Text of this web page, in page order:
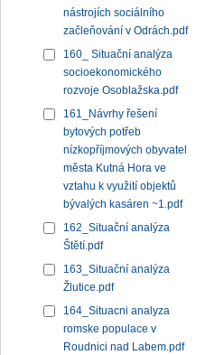
nástrojích sociálního
začleňování v Odrách.pdf
160_ Situační analýza
socioekonomického
rozvoje Osoblažska.pdf
161_Návrhy řešení
bytových potřeb
nízkopříjmových obyvatel
města Kutná Hora ve
vztahu k využití objektů
bývalých kasáren ~1.pdf
162_Situační analýza
Štětí.pdf
163_Situační analýza
Žlutice.pdf
164_Situacni analyza
romske populace v
Roudnici nad Labem.pdf